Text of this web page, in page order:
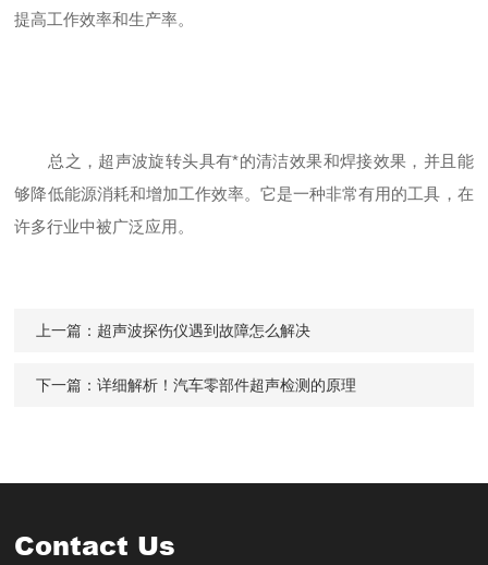
提高工作效率和生产率。
总之，超声波旋转头具有*的清洁效果和焊接效果，并且能
够降低能源消耗和增加工作效率。它是一种非常有用的工具，在
许多行业中被广泛应用。
上一篇： 超声波探伤仪遇到故障怎么解决
下一篇：详细解析！汽车零部件超声检测的原理
Contact Us